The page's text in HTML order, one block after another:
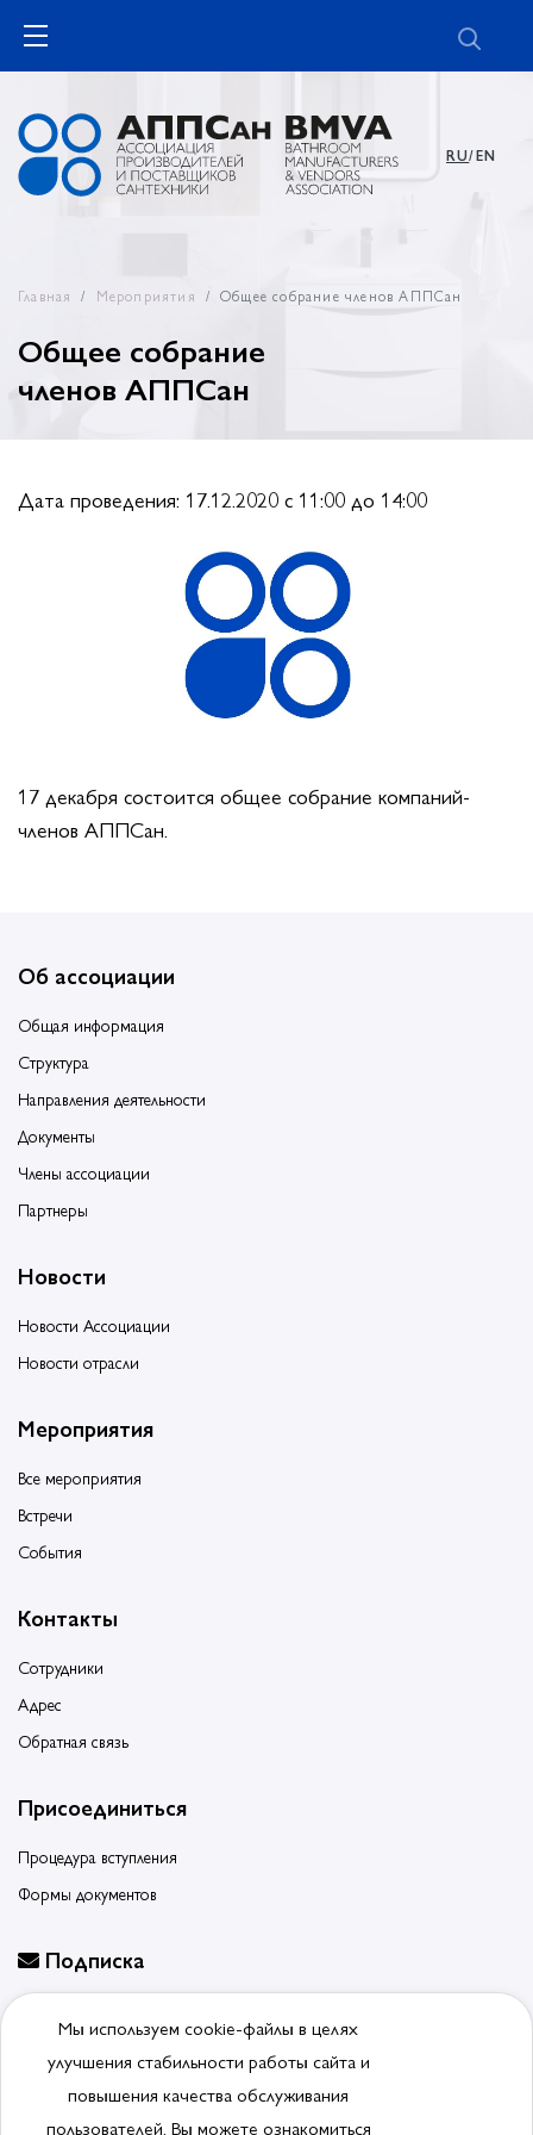
RU/EN
Главная Мероприятия Общее собрание членов АППСан
Общее собрание
членов АППСан
Дата проведения: 17.12.2020 c 11:00 до 14:00
17 декабря состоится общее собрание компаний-
членов АППСан.
Об ассоциации
Общая информация
Структура
Направления деятельности
Документы
Члены ассоциации
Партнеры
Новости
Новости Ассоциации
Новости отрасли
Мероприятия
Все мероприятия
Встречи
События
Контакты
Сотрудники
Адрес
Обратная связь
Присоединиться
Процедура вступления
Формы документов
Подписка
Отписаться от рассылки
Мы используем cookie-файлы в целях
улучшения стабильности работы сайта и
повышения качества обслуживания
пользователей. Вы можете ознакомиться